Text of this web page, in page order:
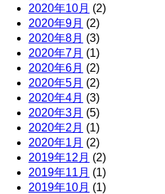
2020年10月 (2)
2020年9月 (2)
2020年8月 (3)
2020年7月 (1)
2020年6月 (2)
2020年5月 (2)
2020年4月 (3)
2020年3月 (5)
2020年2月 (1)
2020年1月 (2)
2019年12月 (2)
2019年11月 (1)
2019年10月 (1)